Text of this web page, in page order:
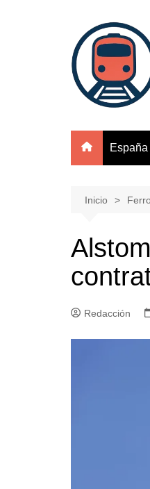
España
Inicio
Redacción